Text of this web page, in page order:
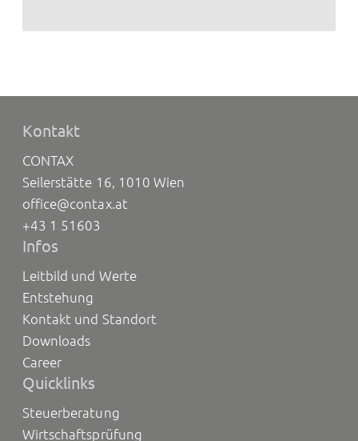
Kontakt
CONTAX
Seilerstätte 16, 1010 Wien
office@contax.at
+43 1 51603
Infos
Leitbild und Werte
Entstehung
Kontakt und Standort
Downloads
Career
Quicklinks
Steuerberatung
Wirtschaftsprüfung